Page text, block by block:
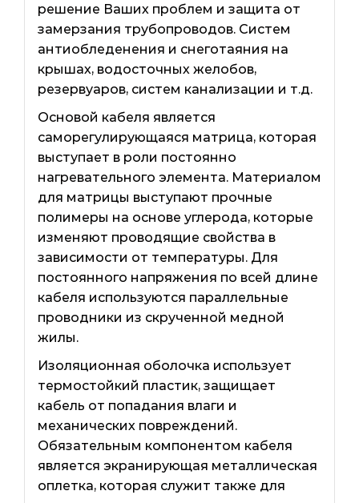
решение Ваших проблем и защита от
замерзания трубопроводов. Систем
антиобледенения и снеготаяния на
крышах, водосточных желобов,
резервуаров, систем канализации и т.д.
Основой кабеля является
саморегулирующаяся матрица, которая
выступает в роли постоянно
нагревательного элемента. Материалом
для матрицы выступают прочные
полимеры на основе углерода, которые
изменяют проводящие свойства в
зависимости от температуры. Для
постоянного напряжения по всей длине
кабеля используются параллельные
проводники из скрученной медной
жилы.
Изоляционная оболочка использует
термостойкий пластик, защищает
кабель от попадания влаги и
механических повреждений.
Обязательным компонентом кабеля
является экранирующая металлическая
оплетка, которая служит также для